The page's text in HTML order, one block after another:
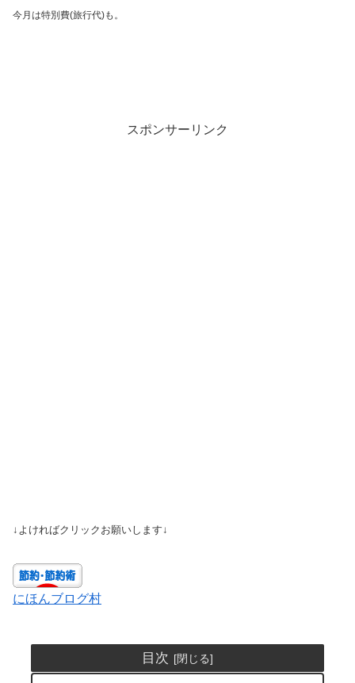
今月は特別費(旅行代)も。
スポンサーリンク
↓よければクリックお願いします↓
にほんブログ村
目次